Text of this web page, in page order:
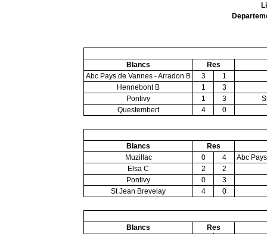
Blancs
Res
Abc Pays de Vannes - Arradon B
3
1
Hennebont B
1
3
Pontivy
1 3
Questembert
4 0
Blancs
Res
Muzillac
0 4
Abc
Elsa C
2
2
Pontivy
0
3
St Jean Brevelay
4 0
Blancs
Res